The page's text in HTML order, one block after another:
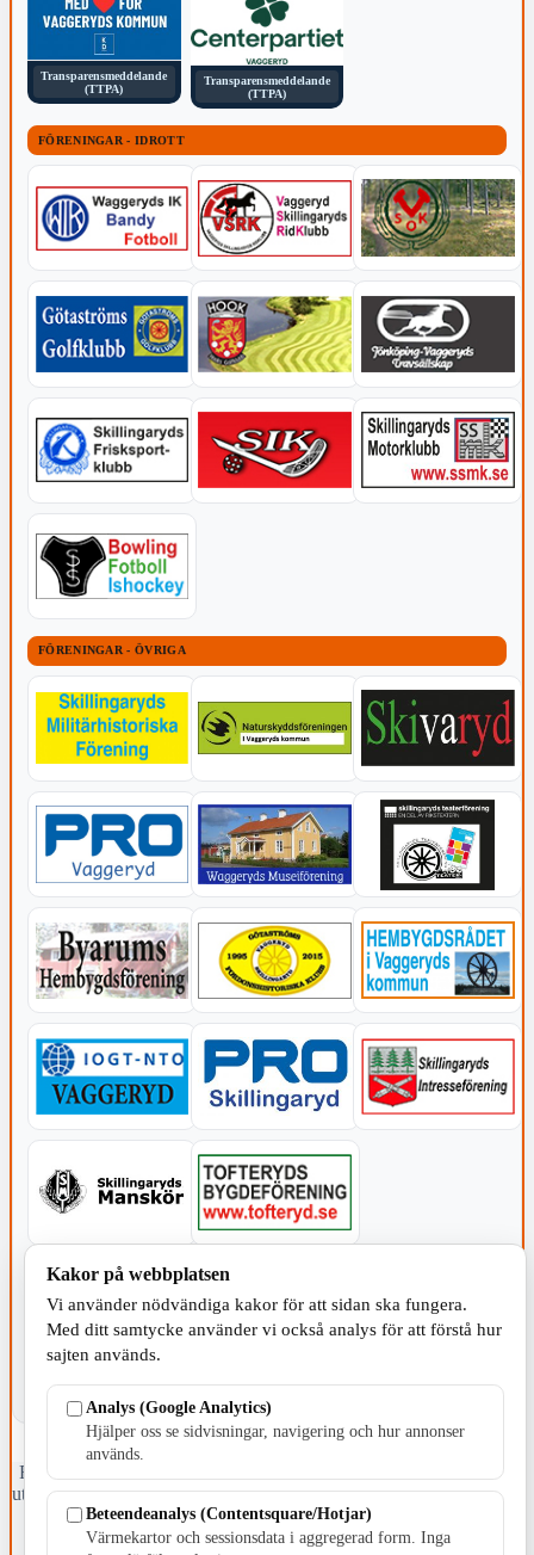
Transparensmeddelande
(TTPA)
Transparensmeddelande
(TTPA)
FÖRENINGAR - IDROTT
FÖRENINGAR - ÖVRIGA
KOMMUNEN
Fristående webbtidningsföretag grundat 1991 som sedan 2002 ger
ut tidningen Skillingaryd.nu och 2010 lanserades Värnamo.nu. Från
april 2026 omfattar Skillingaryd.nu tre kommuner: Gnosjö,
Värnamo och Vaggeryds kommun.
Kakor på webbplatsen
Vi använder nödvändiga kakor för att sidan ska fungera.
Med ditt samtycke använder vi också analys för att förstå hur
sajten används.
Analys (Google Analytics)
Hjälper oss se sidvisningar, navigering och hur annonser
används.
Beteendeanalys (Contentsquare/Hotjar)
Värmekartor och sessionsdata i aggregerad form. Inga